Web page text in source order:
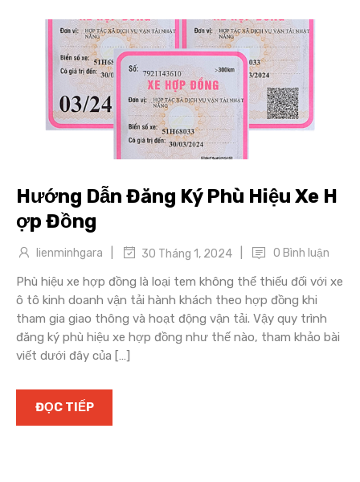
Hướng Dẫn Đăng Ký Phù Hiệu Xe H
ợp Đồng
lienminhgara 30 Tháng 1, 2024 0 Bình luận
Phù hiệu xe hợp đồng là loại tem không thể thiếu đối với xe
ô tô kinh doanh vận tải hành khách theo hợp đồng khi
tham gia giao thông và hoạt động vận tải. Vậy quy trình
đăng ký phù hiệu xe hợp đồng như thế nào, tham khảo bài
viết dưới đây của […]
ĐỌC TIẾP